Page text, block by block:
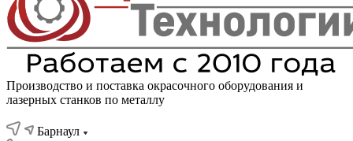
Производство и поставка окрасочного оборудования и
лазерных станков по металлу
Барнаул